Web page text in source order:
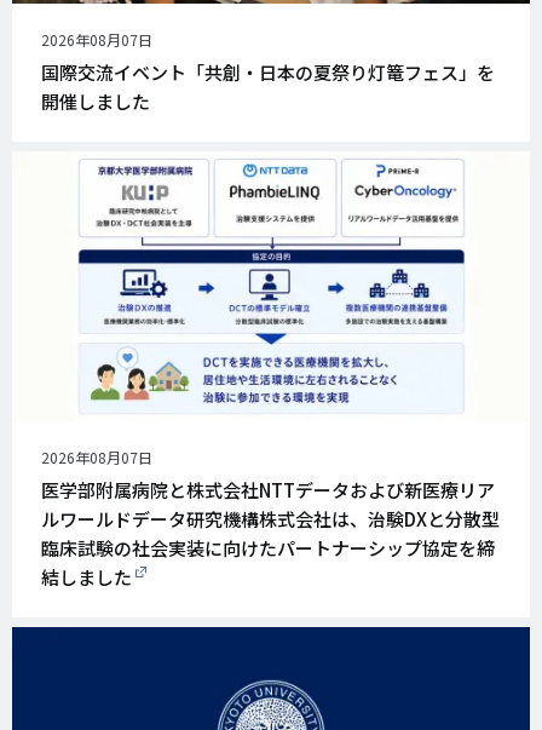
公
開
日
2026年08月07日
国際交流イベント「共創・日本の夏祭り灯篭フェス」を
開催しました
公
開
日
2026年08月07日
医学部附属病院と株式会社NTTデータおよび新医療リア
ルワールドデータ研究機構株式会社は、治験DXと分散型
臨床試験の社会実装に向けたパートナーシップ協定を締
結しました